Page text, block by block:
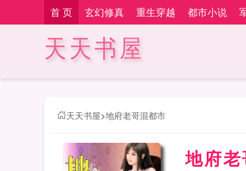
首 页 玄幻修真 重生穿越 都市小说
天天书屋
天天书屋>地府老哥混都市
地府